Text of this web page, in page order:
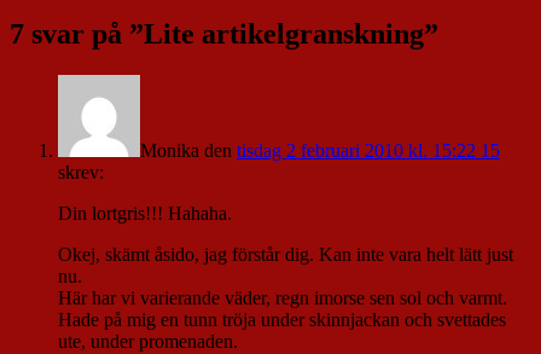
7 svar på ”Lite artikelgranskning”
Monika den tisdag 2 februari 2010 kl. 15:22 15
skrev:
Din lortgris!!! Hahaha.
Okej, skämt åsido, jag förstår dig. Kan inte vara helt lätt just
nu.
Här har vi varierande väder, regn imorse sen sol och varmt.
Hade på mig en tunn tröja under skinnjackan och svettades
ute, under promenaden.